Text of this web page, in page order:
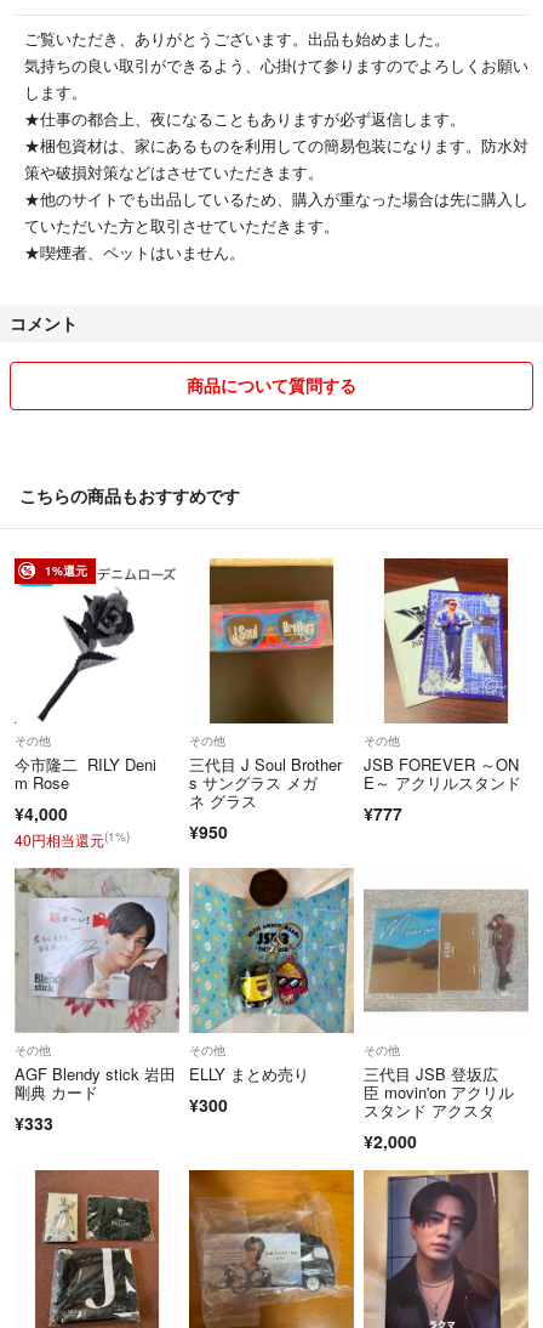
ご覧いただき、ありがとうございます。出品も始めました。
気持ちの良い取引ができるよう、心掛けて参りますのでよろしくお願い
します。
★仕事の都合上、夜になることもありますが必ず返信します。
★梱包資材は、家にあるものを利用しての簡易包装になります。防水対
策や破損対策などはさせていただきます。
★他のサイトでも出品しているため、購入が重なった場合は先に購入し
ていただいた方と取引させていただきます。
★喫煙者、ペットはいません。
コメント
商品について質問する
こちらの商品もおすすめです
1%還元
その他
今市隆二 RILY Deni
m Rose
¥4,000
40円相当還元(1%)
その他
三代目 J Soul Brother
s サングラス メガ
ネ グラス
¥950
その他
JSB FOREVER ～ON
E～ アクリルスタンド
¥777
その他
AGF Blendy stick 岩田
剛典 カード
¥333
その他
ELLY まとめ売り
¥300
その他
三代目 JSB 登坂広
臣 movin'on アクリル
スタンド アクスタ
¥2,000